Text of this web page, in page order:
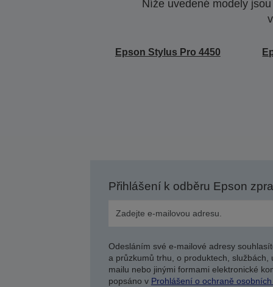
Níže uvedené modely
Epson Stylus Pro 4450
Přihlášení k odběru Epson
Odesláním své e-mailové adresy
a průzkumů trhu, o produktech,
mailu nebo jinými formami elektronické
popsáno v Prohlášení o ochraně